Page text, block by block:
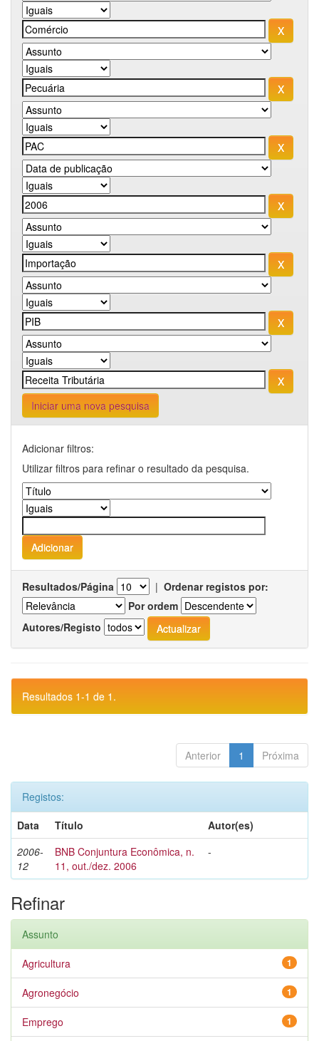
Iniciar uma nova pesquisa
Adicionar filtros:
Utilizar filtros para refinar o resultado da pesquisa.
Resultados/Página | Ordenar registos por:
Por ordem
Autores/Registo
Resultados 1-1 de 1.
Anterior 1 Próxima
Registos:
Data
Título
Autor(es)
2006-
12
BNB Conjuntura Econômica, n.
11, out./dez. 2006
-
Refinar
Assunto
1
Agricultura
1
Agronegócio
1
Emprego